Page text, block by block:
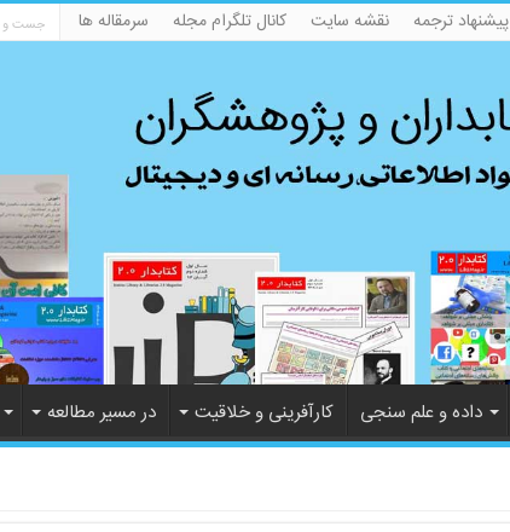
پیشنهاد ترجمه نقشه سایت کانال تلگرام مجله سرمقاله ها
داده و علم سنجی کارآفرینی و خلاقیت در مسیر مطالعه